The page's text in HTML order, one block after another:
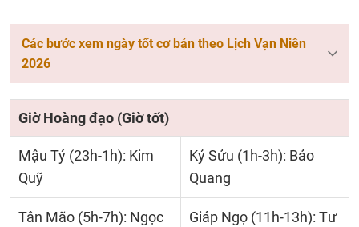
Các bước xem ngày tốt cơ bản theo Lịch Vạn Niên
2026
Giờ Hoàng đạo (Giờ tốt)
Mậu Tý (23h-1h): Kim
Quỹ
Kỷ Sửu (1h-3h): Bảo
Quang
Tân Mão (5h-7h): Ngọc
Giáp Ngọ (11h-13h): Tư